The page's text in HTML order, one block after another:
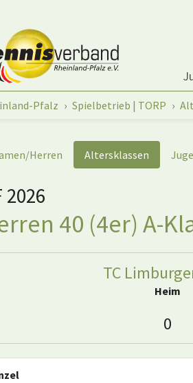
hier:Pfalz Spielbetrieb | TORP
Herren Altersklassen
2026
40 (4er) A-
TC
Heim
0